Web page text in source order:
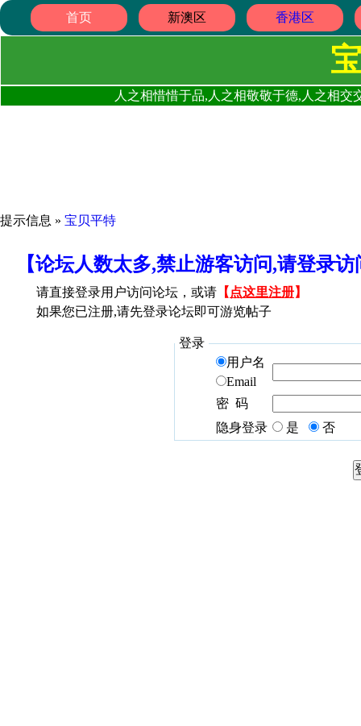
首页 新澳区 香港区
人之相惜惜于品,人之相敬敬于德,人之相
提示信息 » 宝贝平特
【论坛人数太多,禁止游客访问,请登录
请直接登录用户访问论坛，或请 【 点这里注册】
如果您已注册,请先登录论坛即可游览帖子
登录
用户名
Email
密 码
隐身登录
是 否